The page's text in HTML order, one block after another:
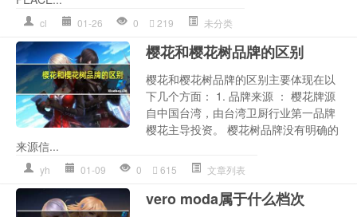
cl 01-26 0 219 未分类
樱花和樱花树品牌的区别
樱花和樱花树品牌的区别主要体现在以
下几个方面： 1. 品牌来源 ： 樱花牌源
自中国台湾，由台湾卫厨行业第一品牌
樱花主导投资。 樱花树品牌没有明确的
来源信...
yh 01-09 0 615 文章列表
vero moda属于什么档次